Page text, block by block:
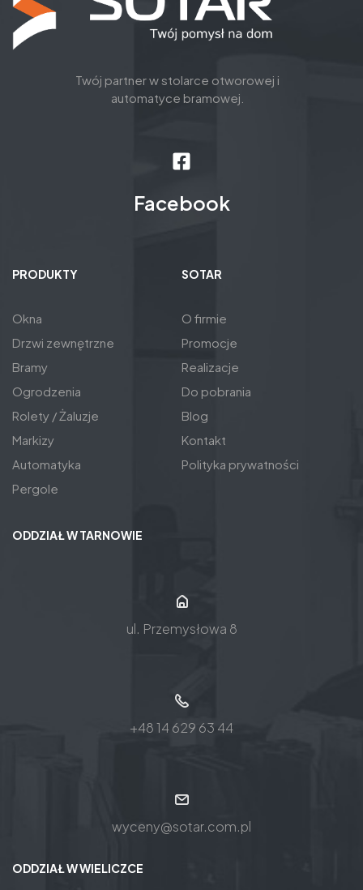
Twój partner w stolarce otworowej i
automatyce bramowej.
Facebook
PRODUKTY
Okna
Drzwi zewnętrzne
Bramy
Ogrodzenia
Rolety / Żaluzje
Markizy
Automatyka
Pergole
SOTAR
O firmie
Promocje
Realizacje
Do pobrania
Blog
Kontakt
Polityka prywatności
ODDZIAŁ W TARNOWIE
ul. Przemysłowa 8
+48 14 629 63 44
wyceny@sotar.com.pl
ODDZIAŁ W WIELICZCE